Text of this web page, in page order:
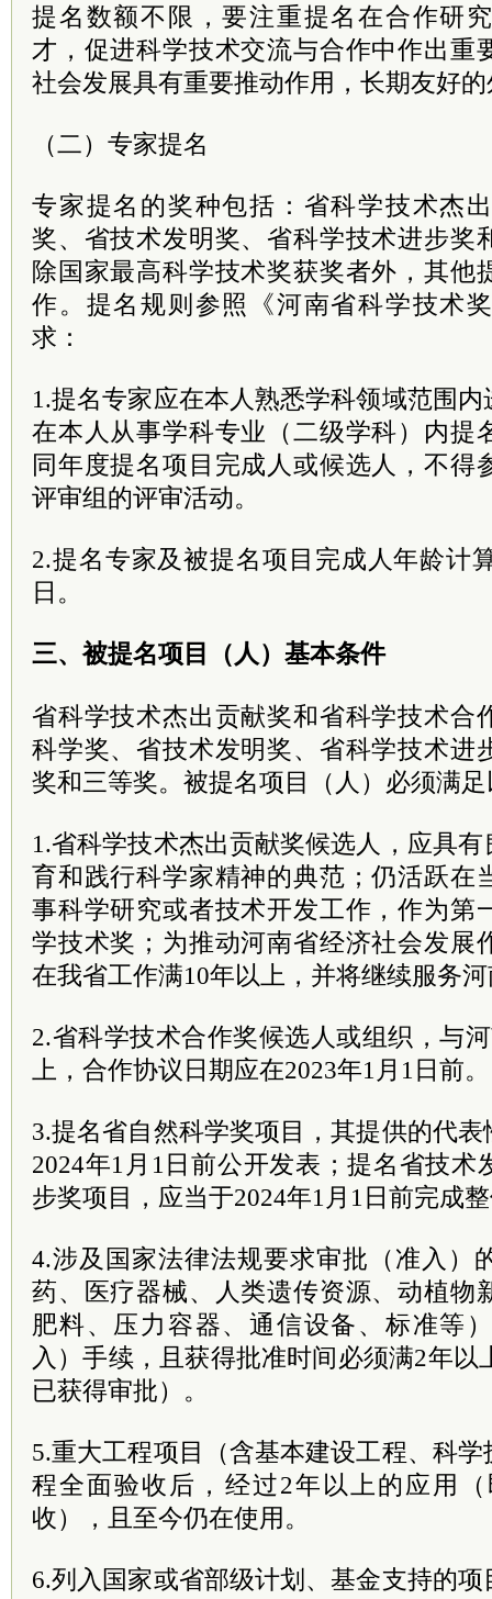
提名数额不限，要注重提名在合作研
才，促进科学技术交流与合作中作出重
社会发展具有重要推动作用，长期友好
（二）专家提名
专家提名的奖种包括：省科学技术杰
奖、省技术发明奖、省科学技术进步奖
除国家最高科学技术奖获奖者外，其他
作。提名规则参照《河南省科学技术
求：
1.提名专家应在本人熟悉学科领域范围
在本人从事学科专业（二级学科）内提
同年度提名项目完成人或候选人，不得
评审组的评审活动。
2.提名专家及被提名项目完成人年龄计
日。
三、被提名项目（人）基本条件
省科学技术杰出贡献奖和省科学技术合
科学奖、省技术发明奖、省科学技术进
奖和三等奖。被提名项目（人）必须满
1.省科学技术杰出贡献奖候选人，应具
育和践行科学家精神的典范；仍活跃在
事科学研究或者技术开发工作，作为第
学技术奖；为推动河南省经济社会发展
在我省工作满10年以上，并将继续服务
2.省科学技术合作奖候选人或组织，与
上，合作协议日期应在2023年1月1日前。
3.提名省自然科学奖项目，其提供的代
2024年1月1日前公开发表；提名省技术
步奖项目，应当于2024年1月1日前完成
4.涉及国家法律法规要求审批（准入）
药、医疗器械、人类遗传资源、动植物
肥料、压力容器、通信设备、标准等
入）手续，且获得批准时间必须满2年以
已获得审批）。
5.重大工程项目（含基本建设工程、科
程全面验收后，经过2年以上的应用
收），且至今仍在使用。
6.列入国家或省部级计划、基金支持的